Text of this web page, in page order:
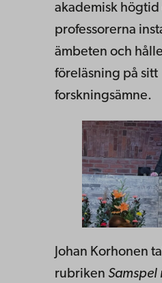
akademisk högtid
professorerna
ämbeten och
föreläsning på sitt
forskningsämne.
Johan Korhonen
rubriken Samspel